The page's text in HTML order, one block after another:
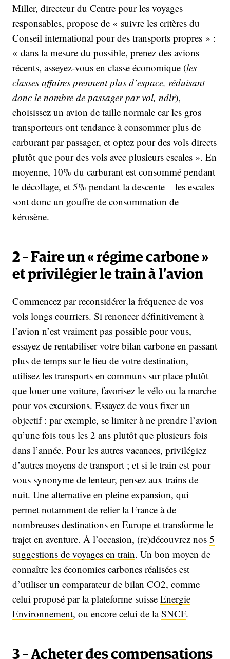
Miller, directeur du Centre pour les voyages
responsables, propose de « suivre les critères du
Conseil international pour des transports propres » :
« dans la mesure du possible, prenez des avions
récents, asseyez-vous en classe économique (les
classes affaires prennent plus d’espace, réduisant
donc le nombre de passager par vol, ndlr),
choisissez un avion de taille normale car les gros
transporteurs ont tendance à consommer plus de
carburant par passager, et optez pour des vols directs
plutôt que pour des vols avec plusieurs escales ». En
moyenne, 10% du carburant est consommé pendant
le décollage, et 5% pendant la descente – les escales
sont donc un gouffre de consommation de
kérosène.
2 – Faire un « régime carbone »
et privilégier le train à l’avion
Commencez par reconsidérer la fréquence de vos
vols longs courriers. Si renoncer définitivement à
l’avion n’est vraiment pas possible pour vous,
essayez de rentabiliser votre bilan carbone en passant
plus de temps sur le lieu de votre destination,
utilisez les transports en communs sur place plutôt
que louer une voiture, favorisez le vélo ou la marche
pour vos excursions. Essayez de vous fixer un
objectif : par exemple, se limiter à ne prendre l’avion
qu’une fois tous les 2 ans plutôt que plusieurs fois
dans l’année. Pour les autres vacances, privilégiez
d’autres moyens de transport ; et si le train est pour
vous synonyme de lenteur, pensez aux trains de
nuit. Une alternative en pleine expansion, qui
permet notamment de relier la France à de
nombreuses destinations en Europe et transforme le
trajet en aventure. À l’occasion, (re)découvrez nos 5
suggestions de voyages en train. Un bon moyen de
connaître les économies carbones réalisées est
d’utiliser un comparateur de bilan CO2, comme
celui proposé par la plateforme suisse Energie
Environnement, ou encore celui de laSNCF.
3 – Acheter des compensations